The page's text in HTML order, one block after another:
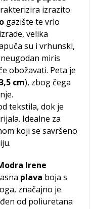
izrazito
gazište te vrlo
velika
su i vrhunski,
miris
obožavati. Peta je
cm), zbog čega
tekstila, dok je
Idealne za
koji se savršeno
Irene
plava boja s
značajno je
od poliuretana